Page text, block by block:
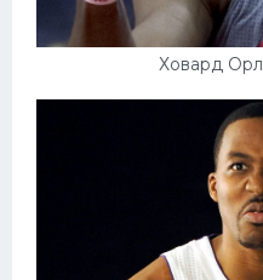
Ховард